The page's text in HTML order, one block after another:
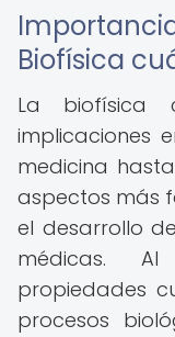
Biofísica
La biofísica
implicaciones
medicina
aspectos más
el desarrollo
médicas.
propiedades
procesos